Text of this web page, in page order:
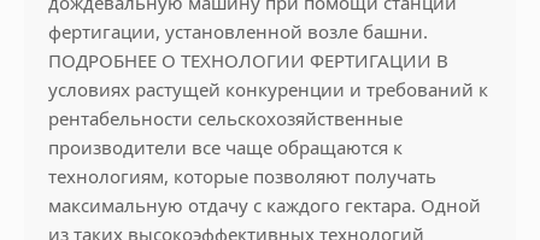
т
е
м
ы
о
р
о
ш
фертигации, установленной возле башни.
ПОДРОБНЕЕ О ТЕХНОЛОГИИ ФЕРТИГАЦИИ В
условиях растущей конкуренции и требований к
рентабельности сельскохозяйственные
производители все чаще обращаются к
технологиям, которые позволяют получать
максимальную отдачу с каждого гектара. Одной
из таких высокоэффективных технологий